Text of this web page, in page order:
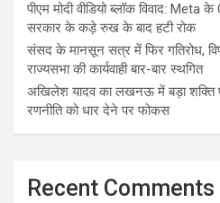
पीएम मोदी वीडियो ब्लॉक विवाद: Meta
सरकार के कड़े रुख के बाद हटी रोक
संसद के मानसून सत्र में फिर गतिरोध,
राज्यसभा की कार्यवाही बार-बार स्थगित
अखिलेश यादव का लखनऊ में बड़ा शक्ति
रणनीति को धार देने पर फोकस
Recent Comments